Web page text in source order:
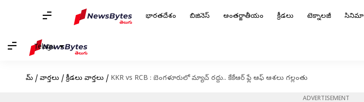
భారతదేశం బిజినెస్ అంతర్జాతీయం క్రీడలు టెక్నాలజీ సినిమా
Telugu
హోమ్ / వార్తలు / క్రీడలు వార్తలు / KKR vs RCB : బెంగళూరులో మ్యాచ్ రద్దు.. కేకేఆర్ ఫ్లే ఆఫ్ ఆశలు గల్లంతు
ADVERTISEMENT